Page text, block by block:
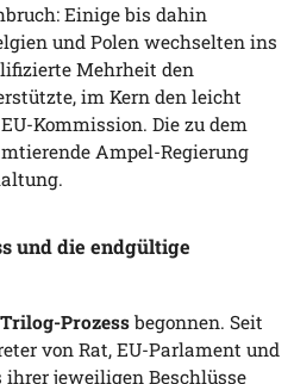
Einige bis dahin
und Polen wechselten ins
Mehrheit den
im Kern den leicht
Kommission. Die zu dem
Ampel-Regierung
und die endgültige
Trilog-Prozess begonnen. Seit
von Rat, EU-Parlament und
ihrer jeweiligen Beschlüsse